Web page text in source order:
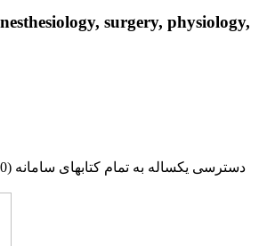
surgery, physiology,